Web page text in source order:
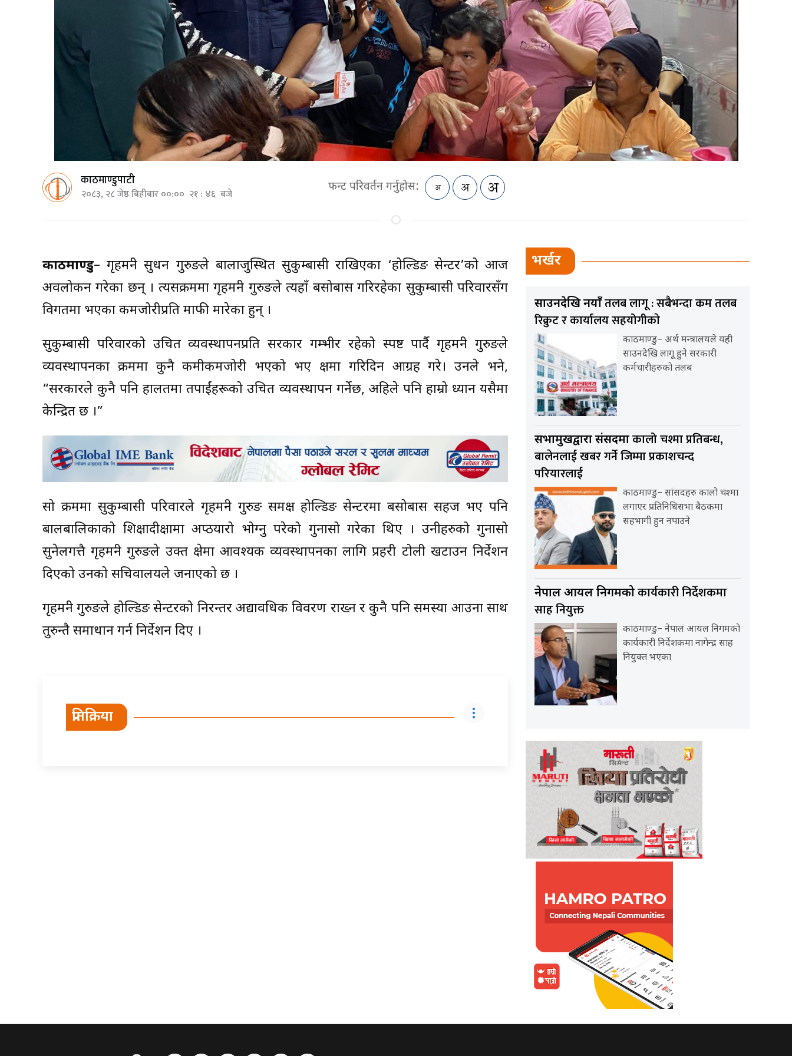
काठमाण्डुपाटी
२०८३, २८ जेष्ठ बिहीबार ००:०० २१ : ४६ बजे फन्ट परिवर्तन गर्नुहोस:
काठमाण्डु– गृहमन्त्री सुधन गुरुङले बालाजुस्थित सुकुम्बासी राखिएका ‘होल्डिङ सेन्टर’को आज
अवलोकन गरेका छन् । त्यसक्रममा गृहमन्त्री गुरुङले त्यहाँ बसोबास गरिरहेका सुकुम्बासी परिवारसँग
विगतमा भएका कमजोरीप्रति माफी मारेका हुन् ।
सुकुम्बासी परिवारको उचित व्यवस्थापनप्रति सरकार गम्भीर रहेको स्पष्ट पार्दै गृहमन्त्री गुरुङले
व्यवस्थापनका क्रममा कुनै कमीकमजोरी भएको भए क्षमा गरिदिन आग्रह गरे। उनले भने,
“सरकारले कुनै पनि हालतमा तपाईंहरूको उचित व्यवस्थापन गर्नेछ, अहिले पनि हाम्रो ध्यान यसैमा
केन्द्रित छ ।”
सो क्रममा सुकुम्बासी परिवारले गृहमन्त्री गुरुङ समक्ष होल्डिङ सेन्टरमा बसोबास सहज भए पनि
बालबालिकाको शिक्षादीक्षामा अप्ठयारो भोग्नु परेको गुनासो गरेका थिए । उनीहरुको गुनासो
सुनेलगत्तै गृहमन्त्री गुरुङले उक्त क्षेत्रमा आवश्यक व्यवस्थापनका लागि प्रहरी टोली खटाउन निर्देशन
दिएको उनको सचिवालयले जनाएको छ ।
गृहमन्त्री गुरुङले होल्डिङ सेन्टरको निरन्तर अद्यावधिक विवरण राख्न र कुनै पनि समस्या आउना साथ
तुरुन्तै समाधान गर्न निर्देशन दिए ।
प्रतिक्रिया
भर्खर
साउनदेखि नयाँतलब लागू : सबैभन्दा कम तलब
रिक्रुट र कार्यालय सहयोगीकाे
काठमाण्डु– अर्थ मन्त्रालयले यही
साउनदेखि लागू हुने सरकारी
कर्मचारीहरुको तलब
सभामुखद्वारा संसदमाकालो चश्मा प्रतिबन्ध,
बालेनलाई खबर गर्ने जिम्मा प्रकाशचन्द
परियारलाई
काठमाण्डु– सांसदहरु कालो चश्मा
लगाएर प्रतिनिधिसभा बैठकमा
सहभागी हुन नपाउने
नेपाल आयल निगमकोकार्यकारी निर्देशकमा
साह नियुक्त
काठमाण्डु– नेपाल आयल निगमको
कार्यकारी निर्देशकमा नागेन्द्र साह
नियुक्त भएका